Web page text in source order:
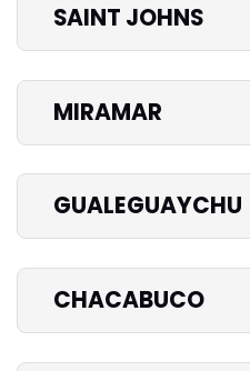
SAINT JOHNS
MIRAMAR
GUALEGUAYCHU
CHACABUCO